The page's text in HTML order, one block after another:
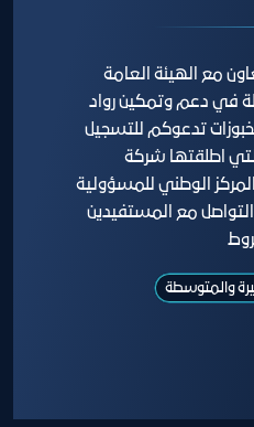
مع الهيئة العامة
في دعم وتمكين رواد
تدعوكم للتسجيل
اطلقتها شركة
الوطني للمسؤولية
التواصل مع المستفيدين
والمتوسطة